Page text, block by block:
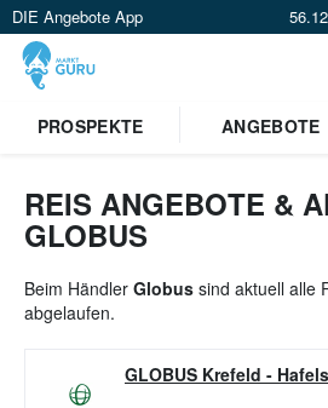
DIE Angebote App
PROSPEKTE ANGEBOTE
REIS ANGEBOTE &
GLOBUS
Beim Händler Globus sind aktuell alle
abgelaufen.
GLOBUS Krefeld -